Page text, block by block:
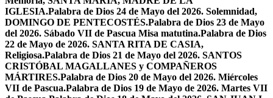
IGLESIA.Palabra de Dios 24 de Mayo del 2026. Solemnidad,
DOMINGO DE PENTECOSTÉS.Palabra de Dios 23 de Mayo
del 2026. Sábado VII de Pascua Misa matutina.Palabra de Dios
22 de Mayo de 2026. SANTA RITA DE CASIA,
Religiosa.Palabra de Dios 21 de Mayo del 2026. SANTOS
CRISTÓBAL MAGALLANES y COMPAÑEROS
MÁRTIRES.Palabra de Dios 20 de Mayo del 2026. Miércoles
VII de Pascua.Palabra de Dios 19 de Mayo de 2026. Martes VII